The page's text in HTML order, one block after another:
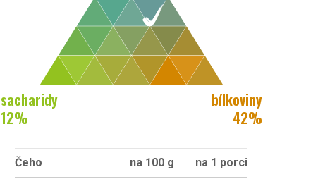
sacharidy
12%
bílkoviny
42%
Čeho na 100 g na 1 porci